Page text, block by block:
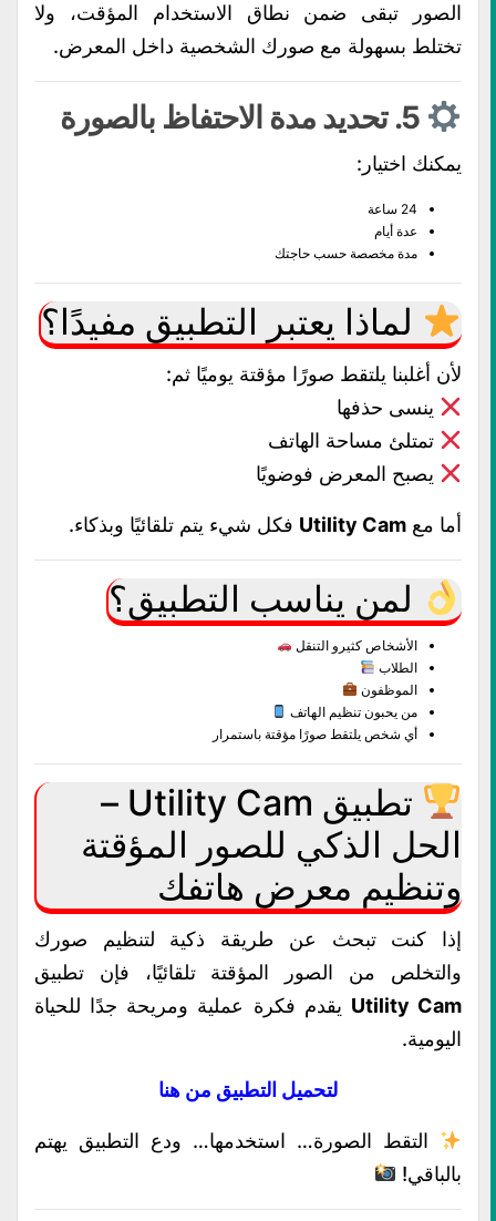
الصور تبقى ضمن نطاق الاستخدام المؤقت، ولا
تختلط بسهولة مع صورك الشخصية داخل المعرض.
يمكنك اختيار:
24 ساعة
عدة أيام
مدة مخصصة حسب حاجتك
لماذا يعتبر التطبيق مفيدًا؟
لأن أغلبنا يلتقط صورًا مؤقتة يوميًا ثم:
ينسى حذفها
تمتلئ مساحة الهاتف
يصبح المعرض فوضويًا
أما مع Utility Cam فكل شيء يتم تلقائيًا وبذكاء.
لمن يناسب التطبيق؟
الأشخاص كثيرو التنقل
الطلاب
الموظفون
من يحبون تنظيم الهاتف
أي شخص يلتقط صورًا مؤقتة باستمرار
تطبيق Utility Cam –
الحل الذكي للصور المؤقتة
وتنظيم معرض هاتفك
إذا كنت تبحث عن طريقة ذكية لتنظيم صورك
والتخلص من الصور المؤقتة تلقائيًا، فإن تطبيق
Utility Cam يقدم فكرة عملية ومريحة جدًا للحياة
اليومية.
لتحميل التطبيق من هنا
التقط الصورة… استخدمها… ودع التطبيق يهتم
بالباقي!